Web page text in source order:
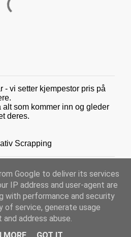
- vi setter kjempestor pris på
som kommer inn og gleder
deres.
Scrapping
av Blogger
(v/Scrappekjelleren AS) - 2012-2026
Google to deliver its services
IP address and user-agent are
with performance and security
of service, generate usage
address abuse.